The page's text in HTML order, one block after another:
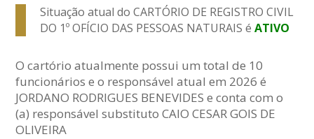
Situação atual do CARTÓRIO DE REGISTRO CIVIL
DO 1º OFÍCIO DAS PESSOAS NATURAIS éATIVO
O cartório atualmente possui um total de 10
funcionários e o responsável atual em 2026 é
JORDANO RODRIGUES BENEVIDES e conta com o
(a) responsável substituto CAIO CESAR GOIS DE
OLIVEIRA